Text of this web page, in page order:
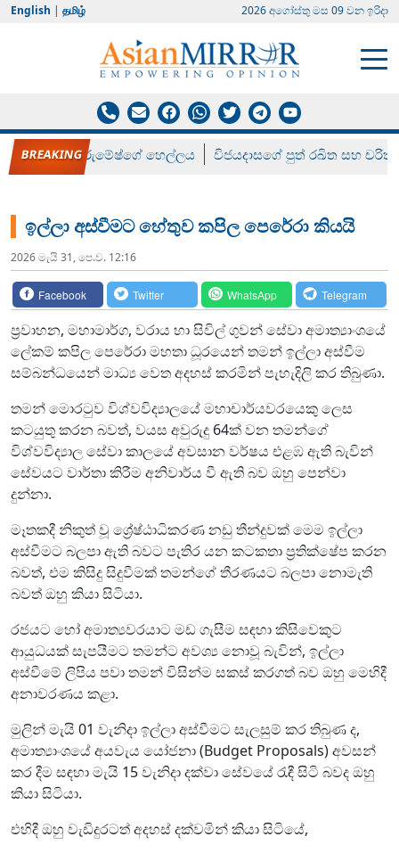
English | தமிழ் 2026 අගෝස්‍තු මස 09 වන ඉරිදා
රන් ගෙනා රුමේෂ්ගේ හෙල්ලය විජයදාසගේ පුත් රඛිත සහ චරිත්
ඉල්ලා අස්වීමට හේතුව කපිල පෙරේරා කියයි
2026 මැයි 31, පෙ.ව. 12:16
Facebook Twitter WhatsApp Telegram
ප්‍රවාහන, මහාමාර්ග, වරාය හා සිවිල් ගුවන් සේවා අමාත්‍යාංශයේ
ලේකම් කපිල පෙරේරා මහතා ධූරයෙන් තමන් ඉල්ලා අස්වීම
සම්බන්ධයෙන් මාධ්‍ය වෙත අදහස් කරමින් පැහැදිලි කර තිබුණා.
තමන් මොරටුව විශ්වවිද්‍යාලයේ මහාචාර්යවරයෙකු ලෙස
කටයුතු කරන බවත්, වයස අවුරුදු 64ක් වන තමන්ගේ
විශ්වවිද්‍යාල සේවා කාලයේ අවසාන වර්ෂය එළඹ ඇති බැවින්
සේවයට වාර්තා කිරීම අනිවාර්ය වී ඇති බව ඔහු පෙන්වා
දුන්නා.
මෑතකදී නිකුත් වූ ශ්‍රේෂ්ඨාධිකරණ නඩු තීන්දුවක් මෙම ඉල්ලා
අස්වීමට බලපා ඇති බවට පැතිර යන කටකතා ප්‍රතික්ෂේප කරන
බවත්, එම කිසිදු සිදුවීමක් තමන්ගේ තීරණයට බලපා නොමැති
බවත් ඔහු කියා සිටියා.
රජයට හෝ අමාත්‍යවරයාට මඩ ගැසීම සඳහා කිසිවෙකුට
ආයුධයක් සැපයීමට තමන්ට අවශ්‍ය නොවූ බැවින්, ඉල්ලා
අස්වීමේ ලිපිය පවා තමන් විසින්ම සකස් කරගත් බව ඔහු මෙහිදී
අනාවරණය කළා.
මුලින් මැයි 01 වැනිදා ඉල්ලා අස්වීමට සැලසුම් කර තිබුණ ද,
අමාත්‍යාංශයේ අයවැය යෝජනා (Budget Proposals) අවසන්
කර දීම සඳහා මැයි 15 වැනිදා දක්වා සේවයේ රැඳී සිටි බවද ඔහු
කියා සිටියා.
එහිදී ඔහු වැඩිදුරටත් අදහස් දක්වමින් කියා සිටියේ,